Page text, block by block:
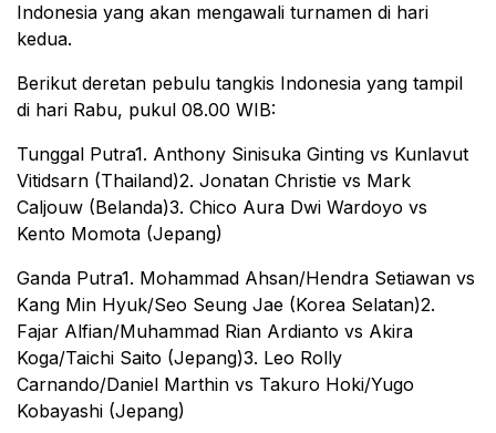
Indonesia yang akan mengawali turnamen di hari
kedua.
Berikut deretan pebulu tangkis Indonesia yang tampil
di hari Rabu, pukul 08.00 WIB:
Tunggal Putra1. Anthony Sinisuka Ginting vs Kunlavut
Vitidsarn (Thailand)2. Jonatan Christie vs Mark
Caljouw (Belanda)3. Chico Aura Dwi Wardoyo vs
Kento Momota (Jepang)
Ganda Putra1. Mohammad Ahsan/Hendra Setiawan vs
Kang Min Hyuk/Seo Seung Jae (Korea Selatan)2.
Fajar Alfian/Muhammad Rian Ardianto vs Akira
Koga/Taichi Saito (Jepang)3. Leo Rolly
Carnando/Daniel Marthin vs Takuro Hoki/Yugo
Kobayashi (Jepang)